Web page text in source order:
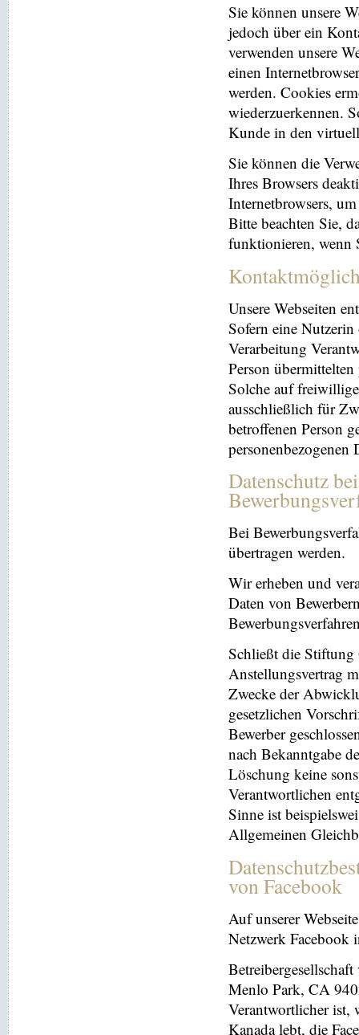
Sie können unsere
jedoch über ein
verwenden unsere
einen
werden. Cookies
wiederzuerkennen.
Kunde in den
Sie können die
Ihres Browsers
Internetbrowsers,
Bitte beachten Sie,
funktionieren, wenn
Unsere Webseiten
Sofern eine
Verarbeitung
Person übermittelten
Solche auf
ausschließlich für
betroffenen Person
personenbezogenen
Datenschutz
Bei
übertragen werden.
Wir erheben und
Daten von
Schließt die Stiftung
Anstellungsvertrag
Zwecke der
gesetzlichen
Bewerber
nach Bekanntgabe
Löschung keine
Verantwortlichen
Sinne ist
Allgemeinen
von Facebook
Auf unserer
Netzwerk Facebook
Menlo Park, CA
Verantwortlicher ist,
Kanada lebt, die